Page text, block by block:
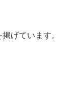
げています。